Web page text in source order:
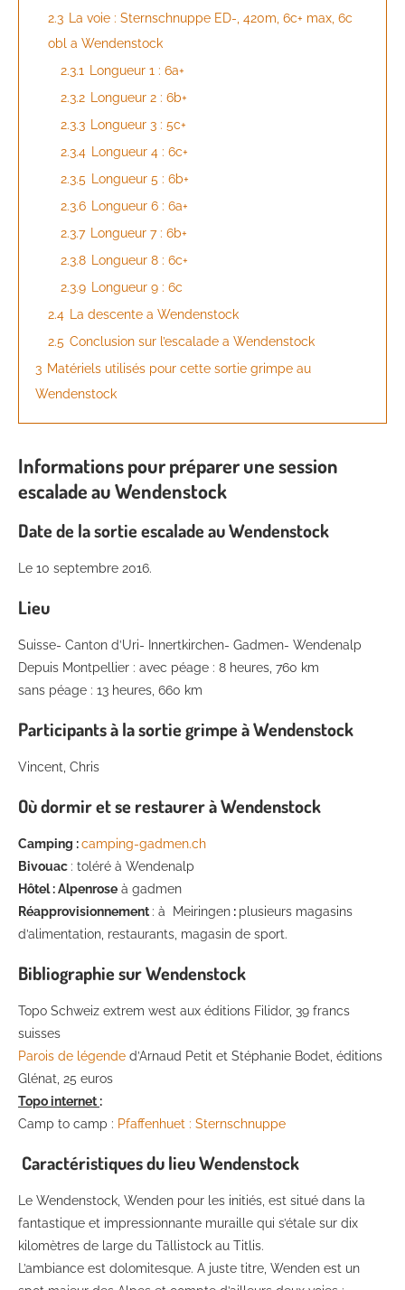
2.3 La voie : Sternschnuppe ED-, 420m, 6c+ max, 6c
obl a Wendenstock
2.3.1 Longueur 1 : 6a+
2.3.2 Longueur 2 : 6b+
2.3.3 Longueur 3 : 5c+
2.3.4 Longueur 4 : 6c+
2.3.5 Longueur 5 : 6b+
2.3.6 Longueur 6 : 6a+
2.3.7 Longueur 7 : 6b+
2.3.8 Longueur 8 : 6c+
2.3.9 Longueur 9 : 6c
2.4 La descente a Wendenstock
2.5 Conclusion sur l’escalade a Wendenstock
3 Matériels utilisés pour cette sortie grimpe au
Wendenstock
Informations pour préparer une session
escalade au Wendenstock
Datede la sortie escalade au Wendenstock
Le 10 septembre 2016.
Lieu
Suisse- Canton d’Uri- Innertkirchen- Gadmen- Wendenalp
Depuis Montpellier : avec péage : 8 heures, 760 km
sans péage : 13 heures, 660 km
Participantsà la sortie grimpe à Wendenstock
Vincent, Chris
Où dormir et se restaurer à Wendenstock
Camping :camping-gadmen.ch
Bivouac : toléré à Wendenalp
Hôtel :Alpenrose à gadmen
Réapprovisionnement : à Meiringen : plusieurs magasins
d’alimentation, restaurants, magasin de sport.
Bibliographie sur Wendenstock
Topo Schweiz extrem west aux éditions Filidor, 39 francs
suisses
Parois de légende d’Arnaud Petit et Stéphanie Bodet, éditions
Glénat, 25 euros
Topo internet :
Camp to camp : Pfaffenhuet : Sternschnuppe
Caractéristiques du lieu Wendenstock
Le Wendenstock, Wenden pour les initiés, est situé dans la
fantastique et impressionnante muraille qui s’étale sur dix
kilomètres de large du Tällistock au Titlis.
L’ambiance est dolomitesque. A juste titre, Wenden est un